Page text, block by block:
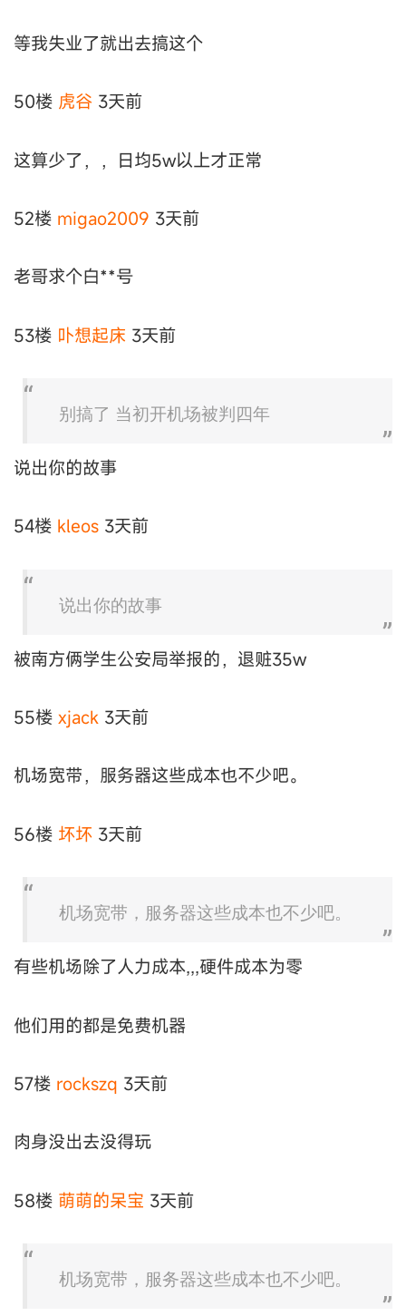
等我失业了就出去搞这个
50楼 虎谷 3天前
这算少了，，日均5w以上才正常
52楼 migao2009 3天前
老哥求个白**号
53楼 卟想起床 3天前
别搞了 当初开机场被判四年
说出你的故事
54楼 kleos 3天前
说出你的故事
被南方俩学生公安局举报的，退赃35w
55楼 xjack 3天前
机场宽带，服务器这些成本也不少吧。
56楼 坏坏 3天前
机场宽带，服务器这些成本也不少吧。
有些机场除了人力成本,,,硬件成本为零
他们用的都是免费机器
57楼 rockszq 3天前
肉身没出去没得玩
58楼 萌萌的呆宝 3天前
机场宽带，服务器这些成本也不少吧。